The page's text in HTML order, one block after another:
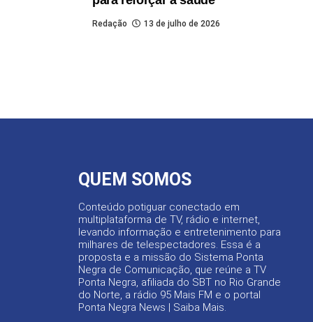
Redação 13 de julho de 2026
QUEM SOMOS
Conteúdo potiguar conectado em
multiplataforma de TV, rádio e internet,
levando informação e entretenimento para
milhares de telespectadores. Essa é a
proposta e a missão do Sistema Ponta
Negra de Comunicação, que reúne a TV
Ponta Negra, afiliada do SBT no Rio Grande
do Norte, a rádio 95 Mais FM e o portal
Ponta Negra News | Saiba Mais.